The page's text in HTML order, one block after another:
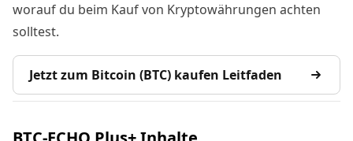
worauf du beim Kauf von Kryptowährungen achten
solltest.
Jetzt zum Bitcoin (BTC) kaufen Leitfaden